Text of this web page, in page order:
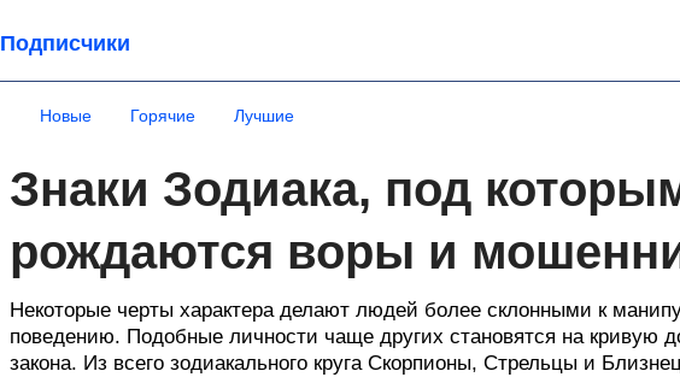
Подписчики
Новые Горячие Лучшие
Знаки Зодиака, под
рождаются воры и
Некоторые черты характера делают людей более склонными к
поведению. Подобные личности чаще других становятся на кривую
закона. Из всего зодиакального круга Скорпионы, Стрельцы и